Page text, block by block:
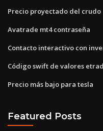
Precio proyectado del crudo
Avatrade mt4 contraseña
Contacto interactivo con
Código swift de valores
Precio más bajo para tesla
Featured Posts